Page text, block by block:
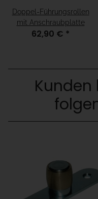
Doppel-Führungsrollen
mit Anschraubplatte
62,90 € *
Kunden